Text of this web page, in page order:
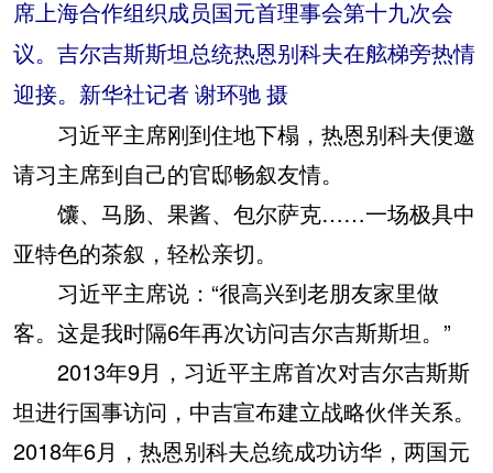
席上海合作组织成员国元首理事会第十九次会
议。吉尔吉斯斯坦总统热恩别科夫在舷梯旁热情
迎接。新华社记者 谢环驰 摄
习近平主席刚到住地下榻，热恩别科夫便邀
请习主席到自己的官邸畅叙友情。
馕、马肠、果酱、包尔萨克……一场极具中
亚特色的茶叙，轻松亲切。
习近平主席说：“很高兴到老朋友家里做
客。这是我时隔6年再次访问吉尔吉斯斯坦。”
2013年9月，习近平主席首次对吉尔吉斯斯
坦进行国事访问，中吉宣布建立战略伙伴关系。
2018年6月，热恩别科夫总统成功访华，两国元